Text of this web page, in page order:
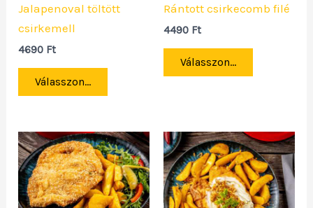
Jalapenoval töltött
csirkemell
4690 Ft
Válasszon...
Rántott csirkecomb filé
4490 Ft
Válasszon...